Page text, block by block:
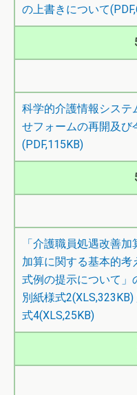
の上書きについて
科学的介護情報システ
せフォームの再開及び
(PDF,115KB)
「介護職員処遇改善
加算に関する基本的考
式例の提示について」
別紙様式2(XLS,323KB)
式4(XLS,25KB)